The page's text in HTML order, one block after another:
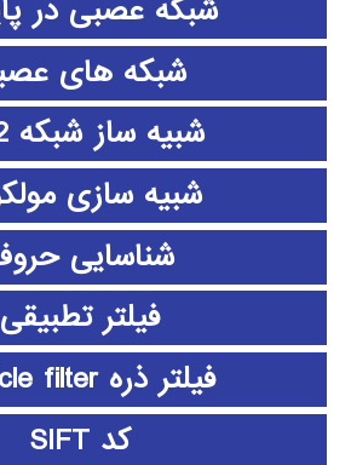
شبکه عصبی در
شبکه های
شبیه ساز شبکه NS2
شبیه سازی
شناسایی
فیلتر تطبیقی
فیلتر ذره particle filter
کد SIFT